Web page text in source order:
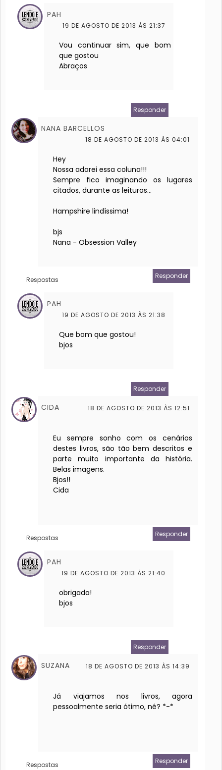
PAH
19 DE AGOSTO DE 2013 ÀS 21:37
Vou continuar sim, que bom
que gostou
Abraços
Responder
NANA BARCELLOS
18 DE AGOSTO DE 2013 ÀS 04:01
Hey
Nossa adorei essa coluna!!!
Sempre fico imaginando os lugares
citados, durante as leituras...
Hampshire lindíssima!
bjs
Nana - Obsession Valley
Responder
Respostas
PAH
19 DE AGOSTO DE 2013 ÀS 21:38
Que bom que gostou!
bjos
Responder
CIDA 18 DE AGOSTO DE 2013 ÀS 12:51
Eu sempre sonho com os cenários
destes livros, são tão bem descritos e
parte muito importante da história.
Belas imagens.
Bjos!!
Cida
Responder
Respostas
PAH
19 DE AGOSTO DE 2013 ÀS 21:40
obrigada!
bjos
Responder
SUZANA 18 DE AGOSTO DE 2013 ÀS 14:39
Já viajamos nos livros, agora
pessoalmente seria ótimo, né? *-*
Responder
Respostas